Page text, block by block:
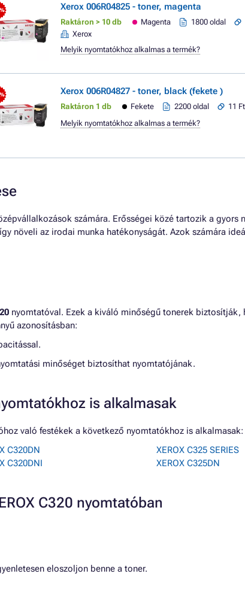
Xerox 006R04825 - toner, magenta
Raktáron > 10 db Magenta 1800 oldal
Xerox
Melyik nyomtatókhoz alkalmas a termék?
Xerox 006R04827 - toner, black (fekete )
Raktáron 1 db Fekete 2200 oldal 11
Melyik nyomtatókhoz alkalmas a termék?
számára. Erősségei közé tartozik a
növeli az irodai munka hatékonyságát. Azok számára
nyomtatóval. Ezek a kiváló minőségű tonerek
azonosításban:
minőséget biztosíthat nyomtatójának.
is alkalmasak
való festékek a következő nyomtatókhoz is alkalmasak:
C320DN
C320DNI
XEROX C325 SERIES
XEROX C325DN
C320 nyomtatóban
eloszoljon benne a toner.